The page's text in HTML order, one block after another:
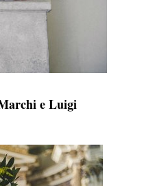
e Luigi